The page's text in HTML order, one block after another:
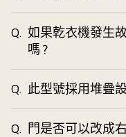
Q. 如果乾衣機發生
嗎？
Q. 此型號採用堆疊
Q. 門是否可以改成